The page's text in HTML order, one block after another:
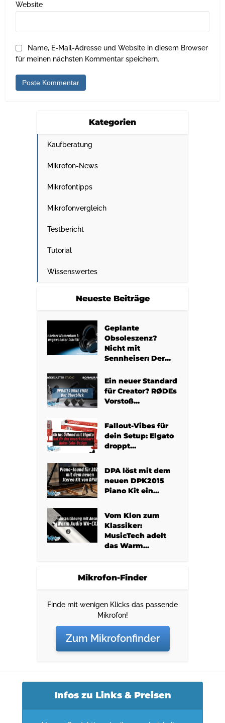
Website
Name, E-Mail-Adresse und Website in diesem Browser
für meinen nächsten Kommentar speichern.
Kategorien
Kaufberatung
Mikrofon-News
Mikrofontipps
Mikrofonvergleich
Testbericht
Tutorial
Wissenswertes
Neueste Beiträge
Geplante
Obsoleszenz?
Nicht mit
Sennheiser: Der...
Ein neuer Standard
für Creator? RØDEs
Vorstoß...
Fallout-Vibes für
dein Setup: Elgato
droppt...
DPA löst mit dem
neuen DPK2015
Piano Kit ein...
Vom Klon zum
Klassiker:
MusicTech adelt
das Warm...
Mikrofon-Finder
Finde mit wenigen Klicks das passende
Mikrofon!
Zum Mikrofonfinder
Infos zu Links & Preisen